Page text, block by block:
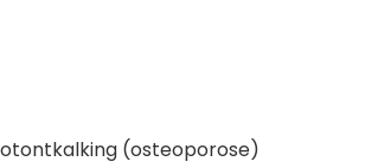
(osteoporose)